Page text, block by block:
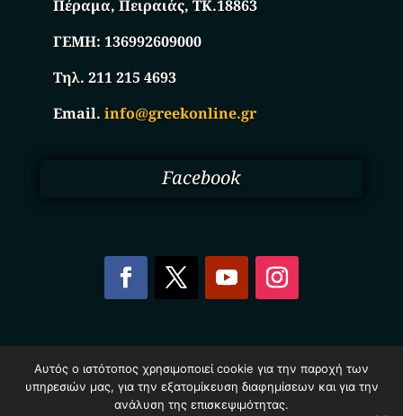
Πέραμα, Πειραιάς, ΤΚ.18863
ΓΕΜΗ:136992609000
Τηλ. 211 215 4693
Email.info@greekonline.gr
Facebook
Επιχειρήσεων Ελλάδας – Greekonline.gr. All Rights
Reserved.
Όροι & Προυποθέσεις–Προστασία Προσωπικών
Αυτός ο ιστότοπος χρησιμοποιεί cookie για την παροχή των
υπηρεσιών μας, για την εξατομίκευση διαφημίσεων και για την
ανάλυση της επισκεψιμότητας.